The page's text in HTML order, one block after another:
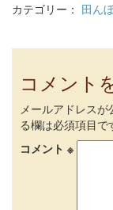
カテゴリー： 田ん
コメント
メールアドレスが
る欄は必須項目で
コメント ※